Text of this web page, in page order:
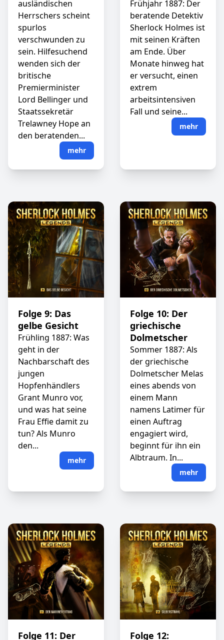
ausländischen
Herrschers scheint
spurlos
verschwunden zu
sein. Hilfesuchend
wenden sich der
britische
Premierminister
Lord Bellinger und
Staatssekretär
Trelawney Hope an
den beratenden...
mehr
Frühjahr 1887: Der
beratende Detektiv
Sherlock Holmes ist
mit seinen Kräften
am Ende. Über
Monate hinweg hat
er versucht, einen
extrem
arbeitsintensiven
Fall und seine...
mehr
Folge 9: Das
gelbe Gesicht
Frühling 1887: Was
geht in der
Nachbarschaft des
jungen
Hopfenhändlers
Grant Munro vor,
und was hat seine
Frau Effie damit zu
tun? Als Munro
den...
mehr
Folge 10: Der
griechische
Dolmetscher
Sommer 1887: Als
der griechische
Dolmetscher Melas
eines abends von
einem Mann
namens Latimer für
einen Auftrag
engagiert wird,
beginnt für ihn ein
Albtraum. In...
mehr
Folge 11: Der
Folge 12: